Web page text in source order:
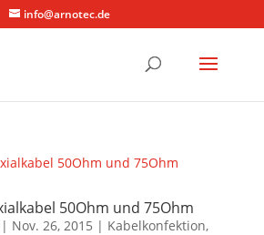
info@arnotec.de
50Ohm und 75Ohm
| Nov. 26, 2015 | Kabelkonfektion,